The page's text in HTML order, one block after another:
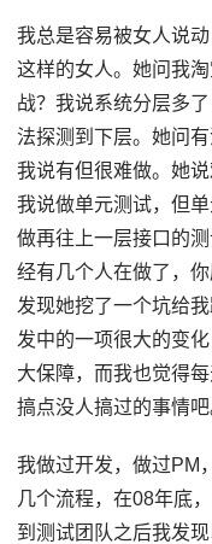
我总是容易被女人说
这样的女人。她问我
战？我说系统分层多
法探测到下层。她问
我说有但很难做。她
我说做单元测试，但
做再往上一层接口的
经有几个人在做了，
发现她挖了一个坑给
发中的一项很大的变
大保障，而我也觉得
搞点没人搞过的事情吧
我做过开发，做过PM
几个流程，在08年底
到测试团队之后我发